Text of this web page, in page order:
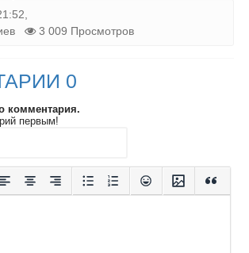
3 009 Просмотров
0
комментария.
первым!